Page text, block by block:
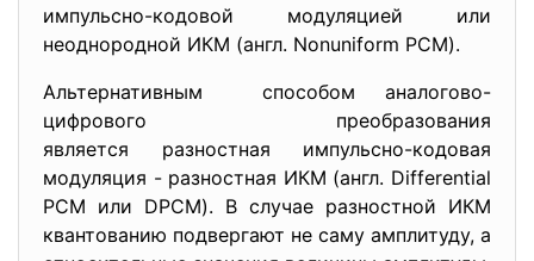
импульсно-кодовой модуляцией или
неоднородной ИКМ (англ. Nonuniform PCM).
Альтернативным способом аналогово-
цифрового преобразования
является разностная импульсно-кодовая
модуляция - разностная ИКМ (англ. Differential
PCM или DPCM). В случае разностной ИКМ
квантованию подвергают не саму амплитуду, а